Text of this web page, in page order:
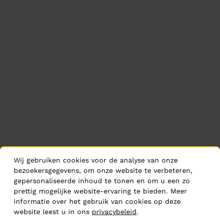
Wij gebruiken cookies voor de analyse van onze
bezoekersgegevens, om onze website te verbeteren,
gepersonaliseerde inhoud te tonen en om u een zo
prettig mogelijke website-ervaring te bieden. Meer
informatie over het gebruik van cookies op deze
website leest u in ons privacybeleid.